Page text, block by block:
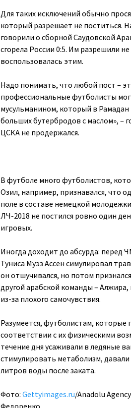
Для таких исключений обычно
который разрешает не поститься.
говорили о сборной Саудовской
сгорела России 0:5. Им разрешили
воспользовалась этим.
Надо понимать, что любой пост –
профессиональные футболисты
мусульманином, который в Рамадан
больших бутербродов с маслом», –
ЦСКА не продержался.
В футболе много футболистов,
Озил, например, признавался, что
поле в составе немецкой
ЛЧ-2018 не постился ровно один
игровых.
Иногда доходит до абсурда: перед
Туниса Муэз Ассен симулировал
он отшучивался, но потом
другой арабской команды –
из-за плохого самочувствия.
Разумеется, футболистам, которые
соответствии с их физическими
течение дня усаживали в ледяные
стимулировать метаболизм,
литров воды после заката.
Фото: Gettyimages.ru/Anadolu
Федоренко